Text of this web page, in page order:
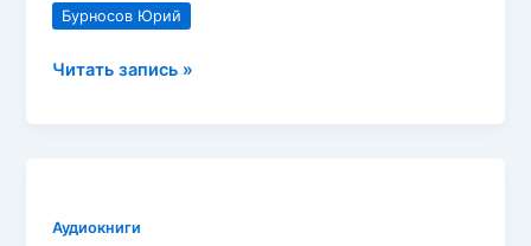
Бурносов Юрий
Хакеры
Читать запись »
Аудиокниги